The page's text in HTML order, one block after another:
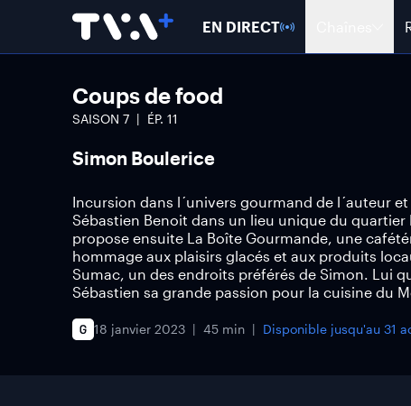
EN DIRECT
Coups de food
SAISON 7 ÉP. 11
Simon Boulerice
Incursion dans l´univers gourmand de l´auteur
Sébastien Benoit dans un lieu unique du quartier
propose ensuite La Boîte Gourmande, une
hommage aux plaisirs glacés et aux produits
Sumac, un des endroits préférés de Simon. Lui
Sébastien sa grande passion pour la cuisine du
18 janvier 2023 45 min Disponible jusqu'au 31